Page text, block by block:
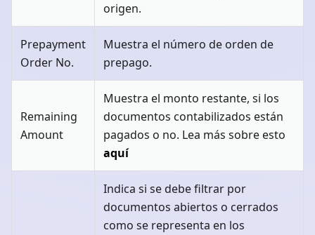
origen.
Prepayment
Order No.
Muestra el número de orden de
prepago.
Remaining
Amount
Muestra el monto restante, si los
documentos contabilizados están
pagados o no. Lea más sobre esto
aquí
Indica si se debe filtrar por
documentos abiertos o cerrados
como se representa en los